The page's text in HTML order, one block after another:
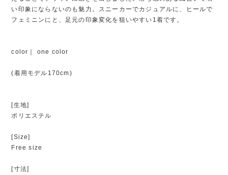
い印象にならないのも魅力。スニーカーでカジュアルに、ヒールで
フェミニンにと、足元の印象変化を狙いやすい1着です。
color｜ one color
(着用モデル170cm)
[生地]
ポリエステル
[Size]
Free size
[寸法]